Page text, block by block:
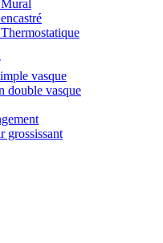
vasque
double vasque
grossissant